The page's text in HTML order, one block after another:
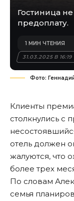
Гостиница
предоплату.
31.03.2025 В 16:19
1 МИН ЧТЕНИЯ
Фото:
Клиенты
столкнулись с
отель должен
жалуются, что
более трех
По словам
семья